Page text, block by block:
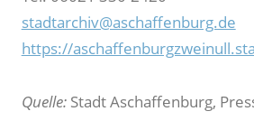
stadtarchiv@aschaffenburg.de
https://
Quelle:Stadt Aschaffenburg,